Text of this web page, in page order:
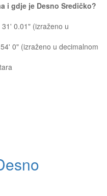
i gdje je Desno Sredičko?
0.01" (izraženo u
0" (izraženo u decimalnom